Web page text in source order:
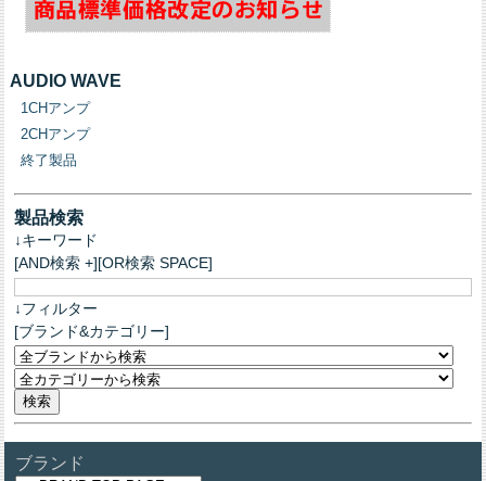
AUDIO WAVE
1CHアンプ
2CHアンプ
終了製品
製品検索
↓キーワード
[AND検索 +][OR検索 SPACE]
↓フィルター
[ブランド&カテゴリー]
ブランド